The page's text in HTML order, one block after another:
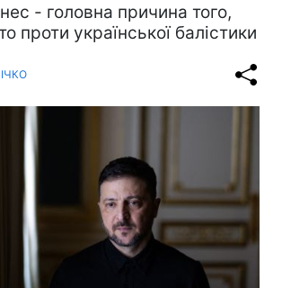
- головна причина того,
проти української балістики